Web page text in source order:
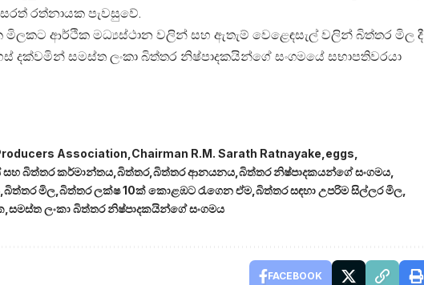
රත්නායක පැවසුවේ.
මිලකට ආර්ථික මධ්‍යස්ථාන වලින් සහ ඇතැම් වෙළෙඳසැල් වලින් බිත්තර මිල දී
දක්වමින් සමස්ත ලංකා බිත්තර නිෂ්පාදකයින්ගේ සංගමයේ සභාපතිවරයා
Association Chairman R.M. Sarath Ratnayake eggs
බිත්තර කර්මාන්තය බිත්තර බිත්තර ආනයනය බිත්තර නිෂ්පාදකයන්ගේ සංගමය
බිත්තර මිල බිත්තර ලක්ෂ 10ක් කොළඹට රැගෙන ඒම බිත්තර සඳහා උපරිම සිල්ලර මිල
සමස්ත ලංකා බිත්තර නිෂ්පාදකයින්ගේ සංගමය
FACEBOOK